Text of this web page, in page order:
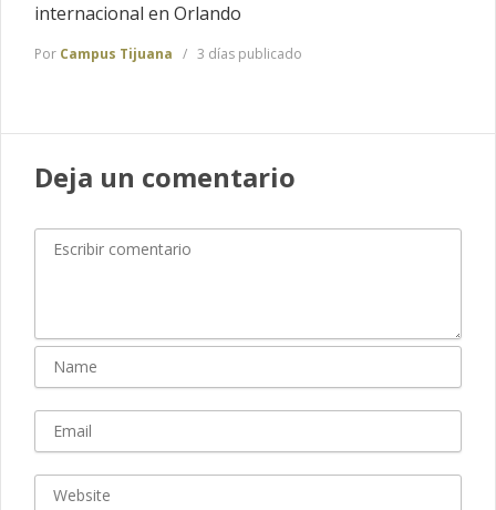
internacional en Orlando
Por Campus Tijuana 3 días publicado
Deja un comentario